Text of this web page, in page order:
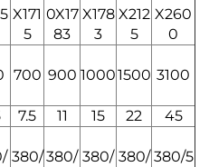
X171
5
0X17
83
X178
3
X212
5
X260
0
700 900 10001500 3100
7.5 11 15 22
45
380/380/ 380/ 380/ 380/5